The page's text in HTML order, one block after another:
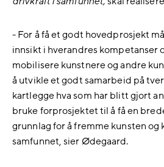
- For å få et godt hovedprosjekt
innsikt i hverandres kompetanser
mobilisere kunstnere og andre
å utvikle et godt samarbeid på
kartlegge hva som har blitt gjort
bruke forprosjektet til å få en
grunnlag for å fremme kunsten og
samfunnet, sier Ødegaard.